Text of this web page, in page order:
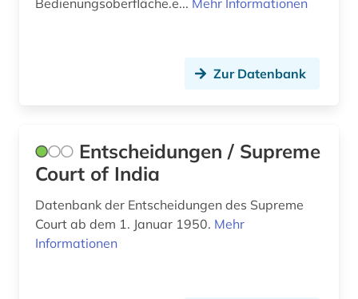
sprachwissenschaft (1)
supreme court of india (1)
südostasien (3)
the gazette of india (1)
theater (1)
Zur Datenbank
Entscheidungen / Supreme
Court of India
Datenbank der Entscheidungen des Supreme
Court ab dem 1. Januar 1950. Mehr
Informationen